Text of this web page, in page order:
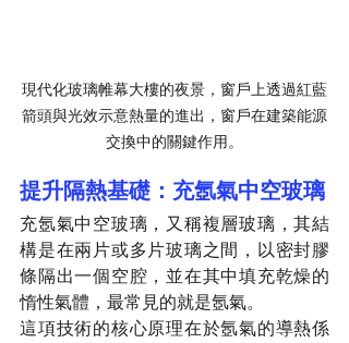
現代化玻璃帷幕大樓的夜景，窗戶上透過紅藍
箭頭與光效示意熱量的進出，窗戶在建築能源
交換中的關鍵作用。
提升隔熱基礎：充氬氣中空玻璃
充氬氣中空玻璃，又稱複層玻璃，其結
構是在兩片或多片玻璃之間，以密封膠
條隔出一個空腔，並在其中填充乾燥的
惰性氣體，最常見的就是氬氣。
這項技術的核心原理在於氬氣的導熱係